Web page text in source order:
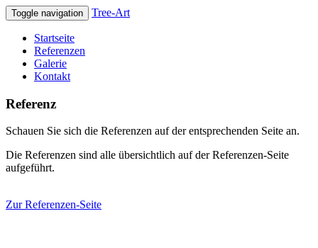
Toggle navigation Tree-Art
Startseite
Referenzen
Galerie
Kontakt
Referenz
Schauen Sie sich die Referenzen auf der entsprechenden Seite an.
Die Referenzen sind alle übersichtlich auf der Referenzen-Seite
aufgeführt.
Zur Referenzen-Seite